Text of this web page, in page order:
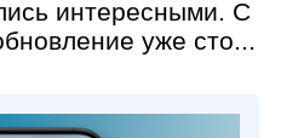
интересными. С
уже сто...